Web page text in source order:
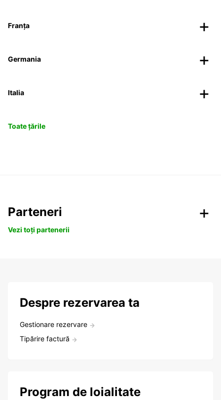
Franța
Germania
Italia
Toate țările
Parteneri
Vezi toți partenerii
Despre rezervarea ta
Gestionare rezervare
Tipărire factură
Program de loialitate